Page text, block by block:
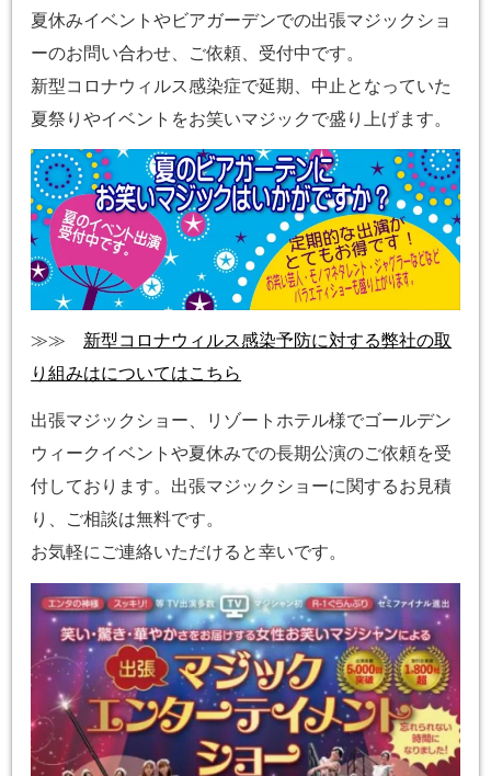
夏休みイベントやビアガーデンでの出張マジックショ
ーのお問い合わせ、ご依頼、受付中です。
新型コロナウィルス感染症で延期、中止となっていた
夏祭りやイベントをお笑いマジックで盛り上げます。
≫≫ 新型コロナウィルス感染予防に対する弊社の取
り組みはについてはこちら
出張マジックショー、リゾートホテル様でゴールデン
ウィークイベントや夏休みでの長期公演のご依頼を受
付しております。出張マジックショーに関するお見積
り、ご相談は無料です。
お気軽にご連絡いただけると幸いです。